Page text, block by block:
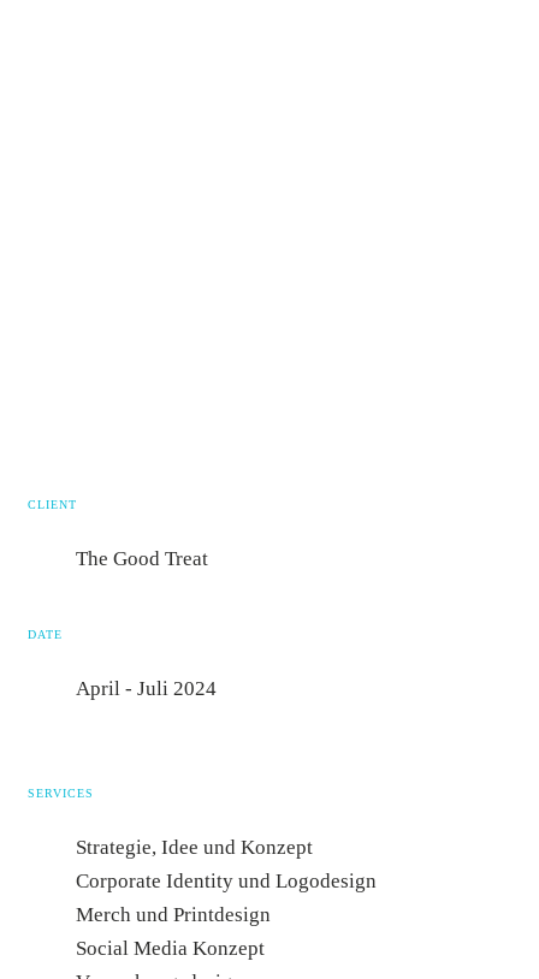
CLIENT
The Good Treat
DATE
April - Juli 2024
SERVICES
Strategie, Idee und Konzept
Corporate Identity und Logodesign
Merch und Printdesign
Social Media Konzept